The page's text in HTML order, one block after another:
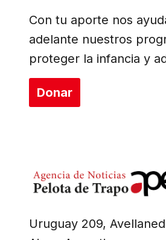
Uruguay 209,
Con tu aporte nos
adelante nuestros
proteger la infancia y
Donar